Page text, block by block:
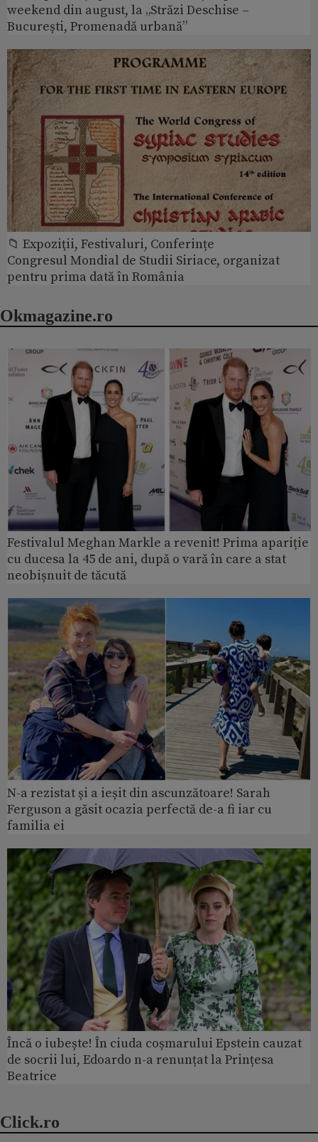
weekend din august, la „Străzi Deschise –
București, Promenadă urbană”
📁 Expoziţii, Festivaluri, Conferințe
Congresul Mondial de Studii Siriace, organizat
pentru prima dată în România
Okmagazine.ro
Festivalul Meghan Markle a revenit! Prima apariție
cu ducesa la 45 de ani, după o vară în care a stat
neobișnuit de tăcută
N-a rezistat și a ieșit din ascunzătoare! Sarah
Ferguson a găsit ocazia perfectă de-a fi iar cu
familia ei
Încă o iubește! În ciuda coșmarului Epstein cauzat
de socrii lui, Edoardo n-a renunțat la Prințesa
Beatrice
Click.ro